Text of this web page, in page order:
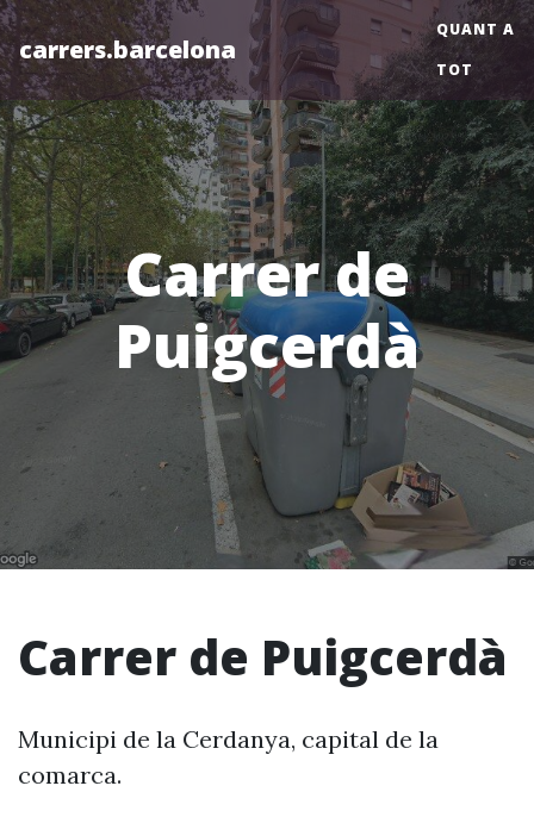
carrers.barcelona
QUANT A
TOT
Carrer de
Puigcerdà
Carrer de Puigcerdà
Municipi de la Cerdanya, capital de la
comarca.